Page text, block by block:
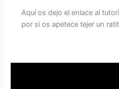
Aquí os dejo el enlace al
por si os apetece tejer un